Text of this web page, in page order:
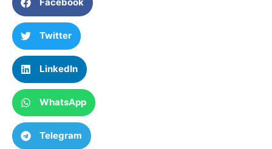
Twitter
LinkedIn
WhatsApp
Telegram